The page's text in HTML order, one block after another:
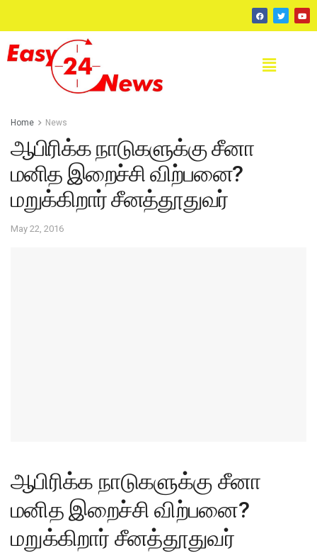
Home News
ஆபிரிக்க நாடுகளுக்கு சீனா
மனித இறைச்சி விற்பனை?
மறுக்கிறார் சீனத்தூதுவர்
May 22, 2016
ஆபிரிக்க நாடுகளுக்கு சீனா
மனித இறைச்சி விற்பனை?
மறுக்கிறார் சீனத்தூதுவர்